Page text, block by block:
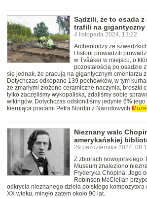
Sądzili, że to osada
trafili na gigantyczny
4 listopada 2024, 13:22
Archeolodzy ze
Historii prowadzili
w Tvååker w miejscu, o
pozostałością po osadzie
się jednak, że pracują na gigantycznym cmentarzu
Dotychczas odkopano 139 pochówków, w tym
ze zmarłymi złożono ceramiczne naczynia, broszki
tylko zaczęliśmy wykopaliska, zdaliśmy sobie
wikingów. Dotychczas odsłoniliśmy jedynie 6%
kierująca pracami Petra Nordin z Narodowych
Nieznany walc
amerykańskiej
29 października 2024,
Z zbiorach nowojorskiego
Museum znaleziono
Fryderyka Chopina. Jego
Robinson McClellan
odkrycia nieznanego dzieła polskiego
XX wieku, minęło zatem około 90 lat.